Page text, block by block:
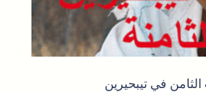
الثامن في تيبحيرين